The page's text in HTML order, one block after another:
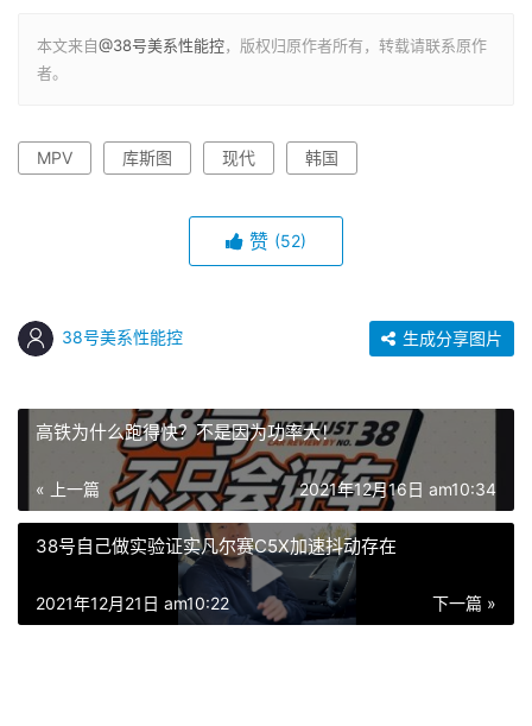
本文来自@38号美系性能控，版权归原作者所有，转载请联系原作
者。
MPV 库斯图 现代 韩国
赞 (52)
38号美系性能控 生成分享图片
高铁为什么跑得快？不是因为功率大！
« 上一篇 2021年12月16日 am10:34
38号自己做实验证实凡尔赛C5X加速抖动存在 ​
下一篇 »
2021年12月21日 am10:22